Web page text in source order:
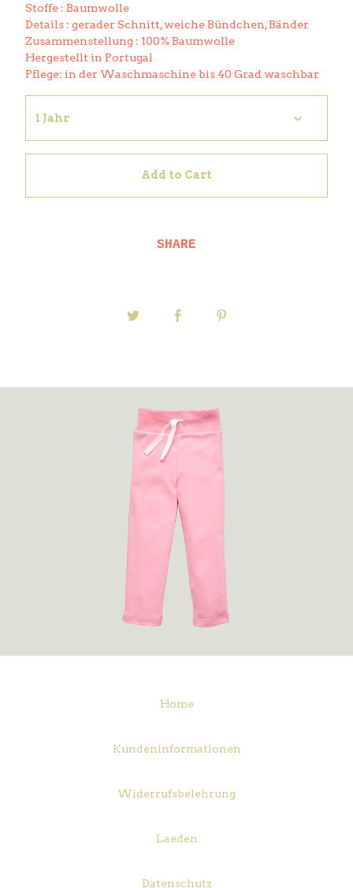
Stoffe : Baumwolle
Details : gerader Schnitt, weiche Bündchen, Bänder
Zusammenstellung : 100% Baumwolle
Hergestellt in Portugal
Pflege: in der Waschmaschine bis 40 Grad waschbar
Add to Cart
SHARE
Home
Kundeninformationen
Widerrufsbelehrung
Laeden
Datenschutz